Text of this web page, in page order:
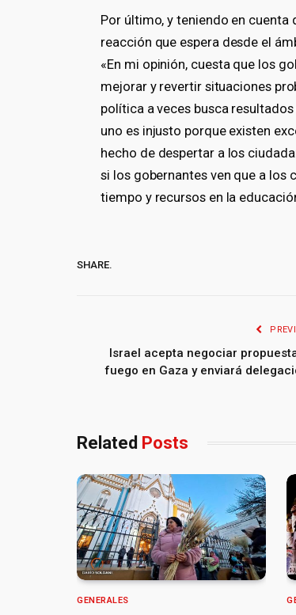
Por último, y teniendo en
reacción que espera desde el
«En mi opinión, cuesta que los
mejorar y revertir situaciones
política a veces busca
uno es injusto porque existen
hecho de despertar a los
si los gobernantes ven que a los
tiempo y recursos en la
SHARE.
Israel acepta negociar
fuego en Gaza y enviará
Related Posts
GENERALES